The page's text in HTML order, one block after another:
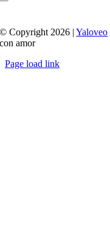
© Copyright 2026 |Yaloveo
con amor
Page load link